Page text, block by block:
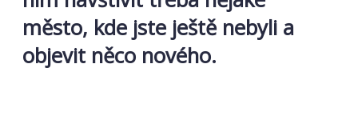
město, kde jste ještě nebyli a
objevit něco nového.